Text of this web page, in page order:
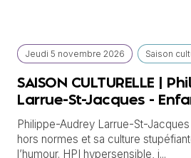
Jeudi 5 novembre 2026 Saison
SAISON CULTURELLE |
Larrue-St-Jacques -
Philippe-Audrey Larrue-St-
hors normes et sa culture
l’humour. HPI hypersensible, i...